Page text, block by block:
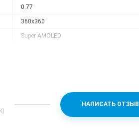
0.77
360x360
Super AMOLED
НАПИСАТЬ ОТЗЫВ